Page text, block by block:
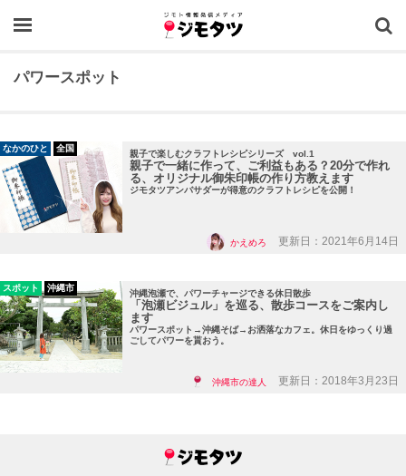
パワースポット
なかのひと 全国
親子で楽しむクラフトレシピシリーズ vol.1
親子で一緒に作って、ご利益もある？20分で作れ
る、オリジナル御朱印帳の作り方教えます
ジモタツアンバサダーが得意のクラフトレシピを公開！
かえめろ 更新日：2021年6月14日
スポット 沖縄市
沖縄泡瀬で、パワーチャージできる休日散歩
「泡瀬ビジュル」を巡る、散歩コースをご案内し
ます
パワースポット→沖縄そば→お洒落なカフェ。休日をゆっくり過
ごしてパワーを貰おう。
沖縄市の達人 更新日：2018年3月23日